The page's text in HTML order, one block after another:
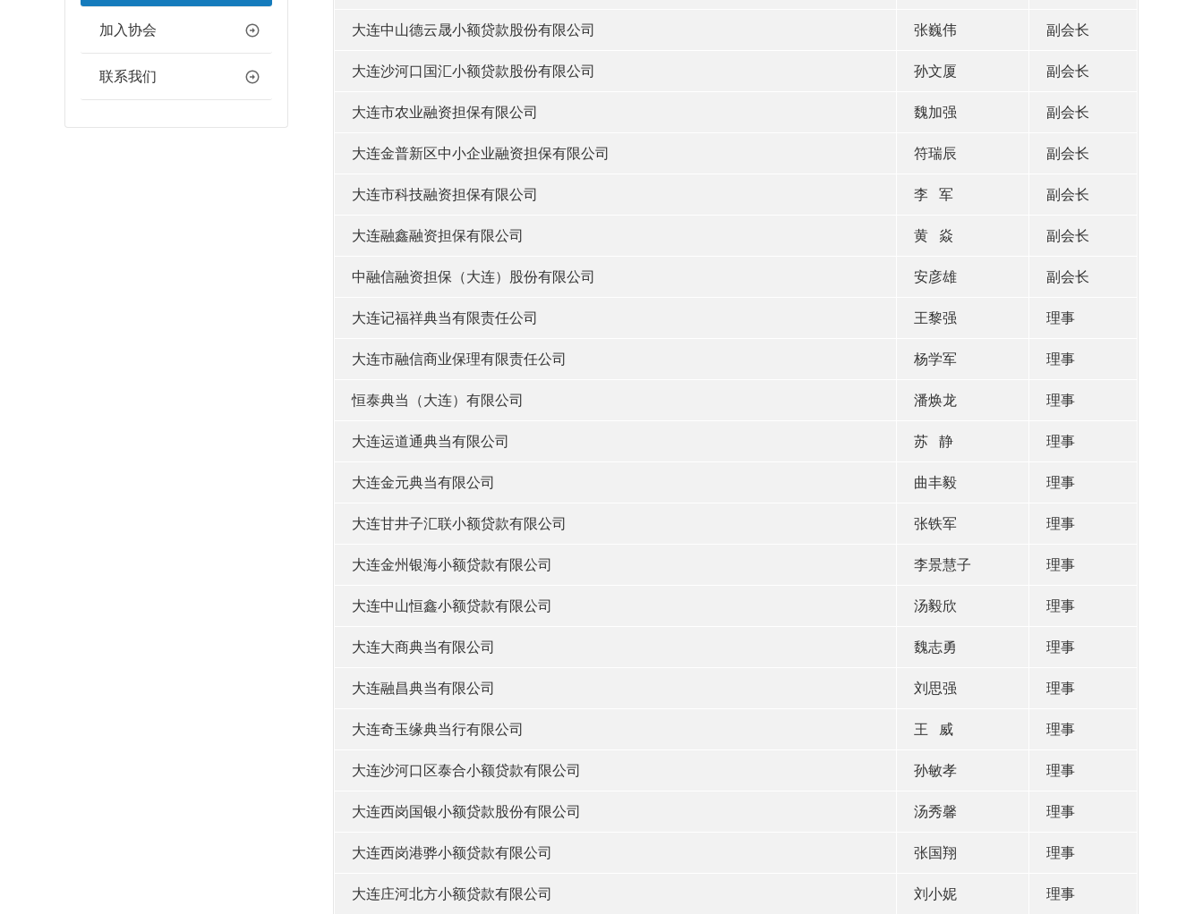
加入协会
联系我们
大连中山德云晟小额贷款股份有限公司 张巍伟 副会长
大连沙河口国汇小额贷款股份有限公司 孙文厦 副会长
大连市农业融资担保有限公司 魏加强 副会长
大连金普新区中小企业融资担保有限公司 符瑞辰 副会长
大连市科技融资担保有限公司 李 军 副会长
大连融鑫融资担保有限公司 黄 焱 副会长
中融信融资担保（大连）股份有限公司 安彦雄 副会长
大连记福祥典当有限责任公司 王黎强 理事
大连市融信商业保理有限责任公司 杨学军 理事
恒泰典当（大连）有限公司 潘焕龙 理事
大连运道通典当有限公司 苏 静 理事
大连金元典当有限公司 曲丰毅 理事
大连甘井子汇联小额贷款有限公司 张铁军 理事
大连金州银海小额贷款有限公司 李景慧子 理事
大连中山恒鑫小额贷款有限公司 汤毅欣 理事
大连大商典当有限公司 魏志勇 理事
大连融昌典当有限公司 刘思强 理事
大连奇玉缘典当行有限公司 王 威 理事
大连沙河口区泰合小额贷款有限公司 孙敏孝 理事
大连西岗国银小额贷款股份有限公司 汤秀馨 理事
大连西岗港骅小额贷款有限公司 张国翔 理事
大连庄河北方小额贷款有限公司 刘小妮 理事